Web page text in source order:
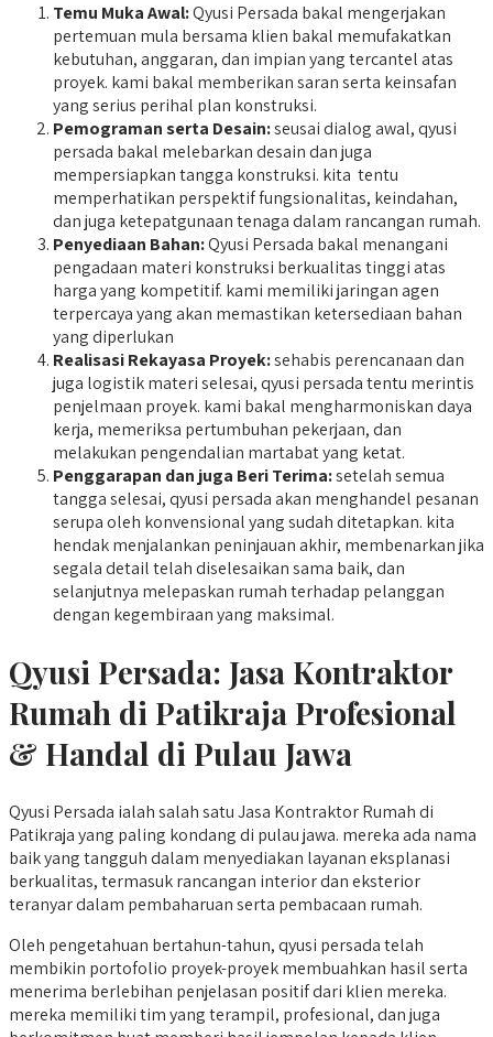
Temu Muka Awal:Qyusi Persada bakal mengerjakan
pertemuan mula bersama klien bakal memufakatkan
kebutuhan, anggaran, dan impian yang tercantel atas
proyek. kami bakal memberikan saran serta keinsafan
yang serius perihal plan konstruksi.
Pemograman serta Desain:seusai dialog awal, qyusi
persada bakal melebarkan desain dan juga
mempersiapkan tangga konstruksi. kita tentu
memperhatikan perspektif fungsionalitas, keindahan,
dan juga ketepatgunaan tenaga dalam rancangan rumah.
Penyediaan Bahan:Qyusi Persada bakal menangani
pengadaan materi konstruksi berkualitas tinggi atas
harga yang kompetitif. kami memiliki jaringan agen
terpercaya yang akan memastikan ketersediaan bahan
yang diperlukan
Realisasi Rekayasa Proyek:sehabis perencanaan dan
juga logistik materi selesai, qyusi persada tentu merintis
penjelmaan proyek. kami bakal mengharmoniskan daya
kerja, memeriksa pertumbuhan pekerjaan, dan
melakukan pengendalian martabat yang ketat.
Penggarapan dan juga Beri Terima:setelah semua
tangga selesai, qyusi persada akan menghandel pesanan
serupa oleh konvensional yang sudah ditetapkan. kita
hendak menjalankan peninjauan akhir, membenarkan jika
segala detail telah diselesaikan sama baik, dan
selanjutnya melepaskan rumah terhadap pelanggan
dengan kegembiraan yang maksimal.
Qyusi Persada: Jasa Kontraktor
Rumah di Patikraja Profesional
& Handal di Pulau Jawa
Qyusi Persada ialah salah satu Jasa Kontraktor Rumah di
Patikraja yang paling kondang di pulau jawa. mereka ada nama
baik yang tangguh dalam menyediakan layanan eksplanasi
berkualitas, termasuk rancangan interior dan eksterior
teranyar dalam pembaharuan serta pembacaan rumah.
Oleh pengetahuan bertahun-tahun, qyusi persada telah
membikin portofolio proyek-proyek membuahkan hasil serta
menerima berlebihan penjelasan positif dari klien mereka.
mereka memiliki tim yang terampil, profesional, dan juga